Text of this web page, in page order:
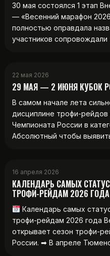
30 мая состоялся 1 этап
— «Весенний марафон
полностью оправдала
участников
22 мая 2026
29 МАЯ — 2 ИЮНЯ КУБОК
В самом начале лета
дисциплине трофи-
Чемпионата России в
Абсолютный чтобы
16 апреля 2026
КАЛЕНДАРЬ САМЫХ
ТРОФИ-РЕЙДАМ 2026 ГОДА
Календарь самых
трофи-рейдам 2026 года
открывает сезон трофи-
России. ➡ В апреле